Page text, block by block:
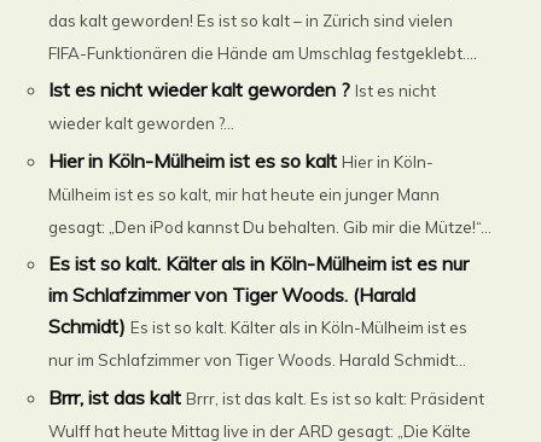
das kalt geworden! Es ist so kalt – in Zürich sind vielen
FIFA-Funktionären die Hände am Umschlag festgeklebt....
Ist es nicht wieder kalt geworden ? Ist es nicht
wieder kalt geworden ?...
Hier in Köln-Mülheim ist es so kalt Hier in Köln-
Mülheim ist es so kalt, mir hat heute ein junger Mann
gesagt: „Den iPod kannst Du behalten. Gib mir die Mütze!“...
Es ist so kalt. Kälter als in Köln-Mülheim ist es nur
im Schlafzimmer von Tiger Woods. (Harald
Schmidt) Es ist so kalt. Kälter als in Köln-Mülheim ist es
nur im Schlafzimmer von Tiger Woods. Harald Schmidt...
Brrr, ist das kalt Brrr, ist das kalt. Es ist so kalt: Präsident
Wulff hat heute Mittag live in der ARD gesagt: „Die Kälte